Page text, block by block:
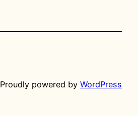
Proudly powered by WordPress